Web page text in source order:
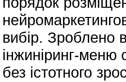
вибір. Зроблено
інжиніринг-меню
без істотного